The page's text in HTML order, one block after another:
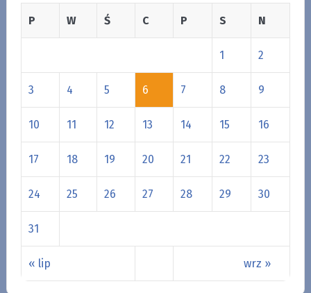
P W Ś C P S N
« lip wrz »
1 2
3 4 5 6 7 8 9
10 11 12 13 14 15 16
17 18 19 20 21 22 23
24 25 26 27 28 29 30
31